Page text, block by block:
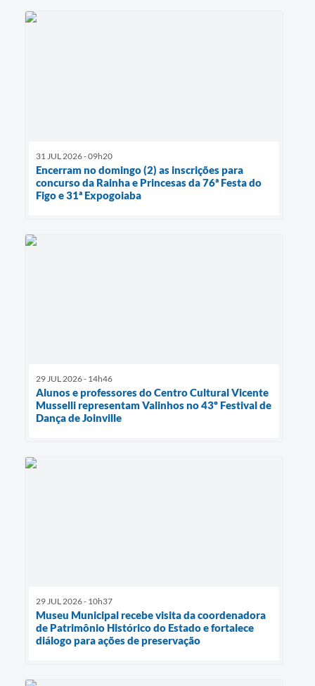
31 JUL 2026 - 09h20
Encerram no domingo (2) as inscrições para
concurso da Rainha e Princesas da 76ª Festa do
Figo e 31ª Expogoiaba
29 JUL 2026 - 14h46
Alunos e professores do Centro Cultural Vicente
Musselli representam Valinhos no 43º Festival de
Dança de Joinville
29 JUL 2026 - 10h37
Museu Municipal recebe visita da coordenadora
de Patrimônio Histórico do Estado e fortalece
diálogo para ações de preservação